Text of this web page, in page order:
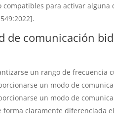
compatibles para activar
de comunicación
un rango de frecuencia
un modo de
un modo de
claramente diferenciada